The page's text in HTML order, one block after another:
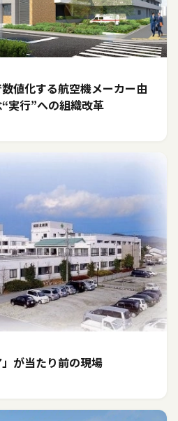
値化する――航空機メーカー由
実行”への組織改革
が当たり前の現場